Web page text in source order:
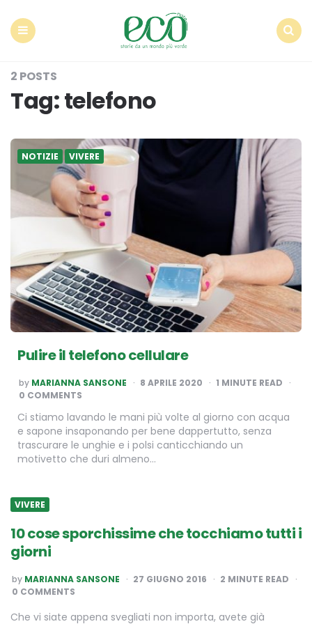
2 POSTS
Tag:telefono
NOTIZIE VIVERE
Pulire il telefono cellulare
POSTED
BY
by MARIANNA SANSONE 8 APRILE 2020 1 MINUTE READ
0 COMMENTS
Ci stiamo lavando le mani più volte al giorno con acqua
e sapone insaponando per bene dappertutto, senza
trascurare le unghie e i polsi canticchiando un
motivetto che duri almeno…
VIVERE
10 cose sporchissime che tocchiamo tutti i
giorni
POSTED
BY
by MARIANNA SANSONE 27 GIUGNO 2016 2 MINUTE READ
0 COMMENTS
Che vi siate appena svegliati non importa, avete già